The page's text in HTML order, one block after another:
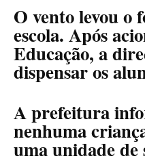
O vento levou o
escola. Após
Educação, a
dispensar os
A prefeitura
nenhuma
uma unidade de